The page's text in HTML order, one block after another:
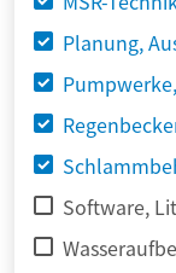
Planung,
Software,